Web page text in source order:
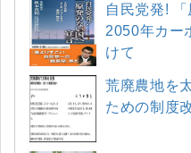
自民党発!
2050年カー
けて
荒廃農地を
ための制度